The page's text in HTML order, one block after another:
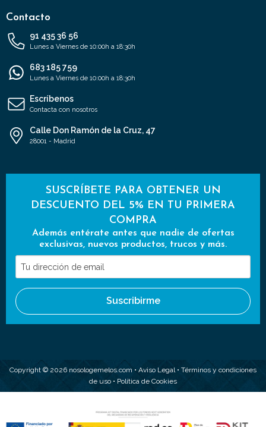
Contacto
91 435 36 56
Lunes a Viernes de 10:00h a 18:30h
683 185 759
Lunes a Viernes de 10:00h a 18:30h
Escríbenos
Contacta con nosotros
Calle Don Ramón de la Cruz, 47
28001 - Madrid
SUSCRÍBETE PARA OBTENER UN
DESCUENTO DEL 5% EN TU PRIMERA
COMPRA
Además entérate antes que nadie de ofertas
exclusivas, nuevos productos, trucos y más.
Tu
dirección
de
email
Suscribirme
Copyright © 2026 nosologemelos.com • Aviso Legal • Términos y condiciones
de uso • Política de Cookies